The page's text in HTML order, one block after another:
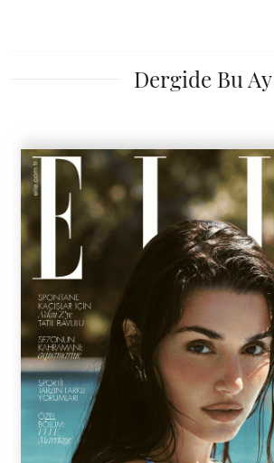
Dergide Bu Ay